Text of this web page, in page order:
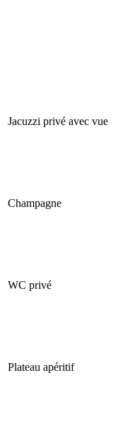
Jacuzzi privé avec vue
Champagne
WC privé
Plateau apéritif